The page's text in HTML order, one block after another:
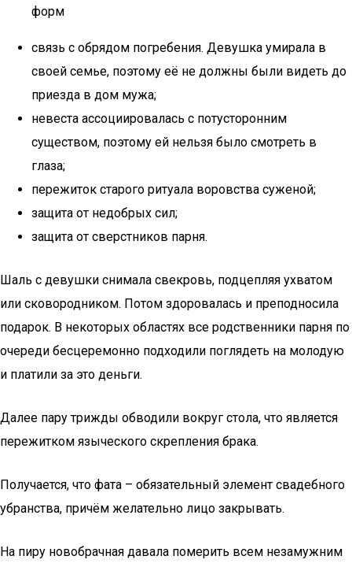
форм
связь с обрядом погребения. Девушка умирала в
своей семье, поэтому её не должны были видеть до
приезда в дом мужа;
невеста ассоциировалась с потусторонним
существом, поэтому ей нельзя было смотреть в
глаза;
пережиток старого ритуала воровства суженой;
защита от недобрых сил;
защита от сверстников парня.
Шаль с девушки снимала свекровь, подцепляя ухватом
или сковородником. Потом здоровалась и преподносила
подарок. В некоторых областях все родственники парня по
очереди бесцеремонно подходили поглядеть на молодую
и платили за это деньги.
Далее пару трижды обводили вокруг стола, что является
пережитком языческого скрепления брака.
Получается, что фата – обязательный элемент свадебного
убранства, причём желательно лицо закрывать.
На пиру новобрачная давала померить всем незамужним